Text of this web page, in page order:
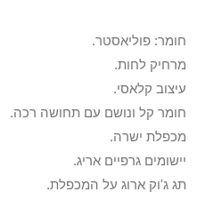
חומר: פוליאסטר.
מרחיק לחות.
עיצוב קלאסי.
חומר קל ונושם עם תחושה רכה.
מכפלת ישרה.
יישומים גרפיים אריג.
תג ג'וק ארוג על המכפלת.